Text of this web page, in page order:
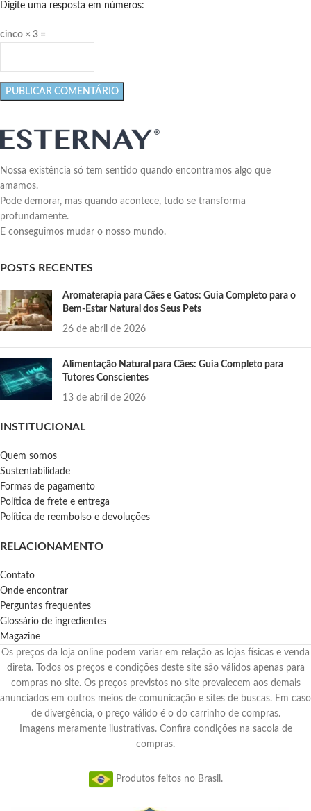
Digite uma resposta em números:
cinco × 3 =
Nossa existência só tem sentido quando encontramos algo que
amamos.
Pode demorar, mas quando acontece, tudo se transforma
profundamente.
E conseguimos mudar o nosso mundo.
POSTS RECENTES
Aromaterapia para Cães e Gatos: Guia Completo para o
Bem-Estar Natural dos Seus Pets
26 de abril de 2026
Alimentação Natural para Cães: Guia Completo para
Tutores Conscientes
13 de abril de 2026
INSTITUCIONAL
Quem somos
Sustentabilidade
Formas de pagamento
Política de frete e entrega
Política de reembolso e devoluções
RELACIONAMENTO
Contato
Onde encontrar
Perguntas frequentes
Glossário de ingredientes
Magazine
Os preços da loja online podem variar em relação as lojas físicas e venda
direta. Todos os preços e condições deste site são válidos apenas para
compras no site. Os preços previstos no site prevalecem aos demais
anunciados em outros meios de comunicação e sites de buscas. Em caso
de divergência, o preço válido é o do carrinho de compras.
Imagens meramente ilustrativas. Confira condições na sacola de
compras.
Produtos feitos no Brasil.